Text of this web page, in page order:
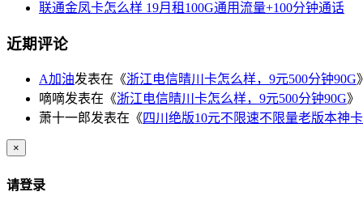
联通金凤卡怎么样 19月租100G通用流量+100分钟通话
近期评论
A加油发表在《浙江电信晴川卡怎么样，9元500分钟90G
嘀嘀发表在《浙江电信晴川卡怎么样，9元500分钟90G》
萧十一郎发表在《四川绝版10元不限速不限量老版本神
×
请登录